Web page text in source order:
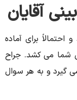
آقایان
برای آماده
شما می کشد. جراح
گیرد و به هر سوال